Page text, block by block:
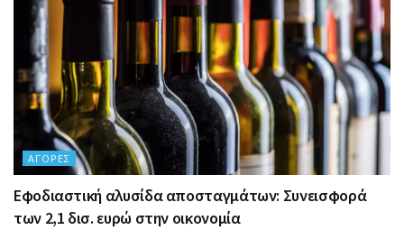
ΑΓΟΡΈΣ
Εφοδιαστική αλυσίδα αποσταγμάτων: Συνεισφορά
των 2,1 δισ. ευρώ στην οικονομία